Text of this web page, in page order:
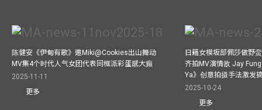
陈健安《伊甸有歌》邀Miki@Cookies出山舞动
MV集4个时代人气女团代表同框派彩蛋感大癫
2025-11-11
更多
日籍女模坂部佩莎做野
齐拍MV演情敌 Jay
Ya》创意拍摄手法激发
2025-10-24
更多